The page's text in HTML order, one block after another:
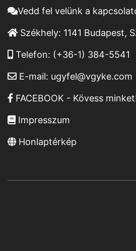
Vedd fel velünk a
Székhely: 1141 Budapest,
Telefon: (+36-1) 384-5541
E-mail: ugyfel@vgyke.com
FACEBOOK - Kövess
Impresszum
Honlaptérkép